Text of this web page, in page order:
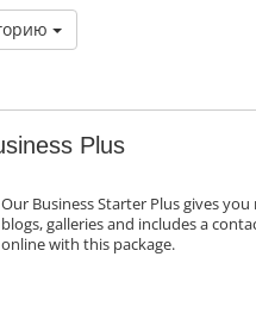
Plus
Our Business Starter Plus gives
blogs, galleries and includes a
online with this package.